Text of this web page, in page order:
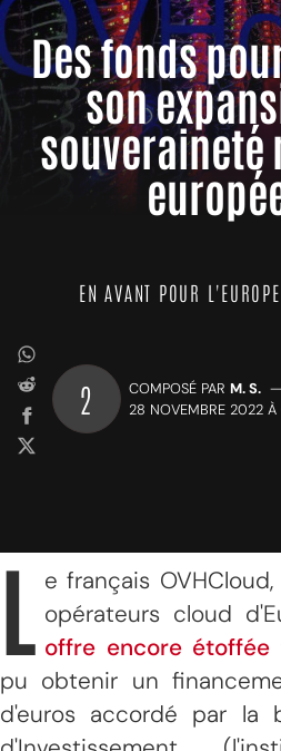
Des fonds
son
souveraineté
EN AVANT POUR
2 COMPOSÉ PAR M. S.
28 NOVEMBRE 2022
L
e français
opérateurs cloud
offre encore
pu obtenir un
d'euros accordé par la